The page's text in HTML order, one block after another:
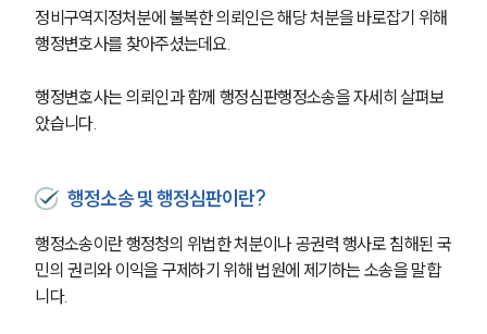
정비구역지정처분에 불복한 의뢰인은 해당 처분을 바로잡기 위해
행정변호사를 찾아주셨는데요.
행정변호사는 의뢰인과 함께 행정심판행정소송을 자세히 살펴보
았습니다.
행정소송 및 행정심판이란?
행정소송이란 행정청의 위법한 처분이나 공권력 행사로 침해된 국
민의 권리와 이익을 구제하기 위해 법원에 제기하는 소송을 말합
니다.